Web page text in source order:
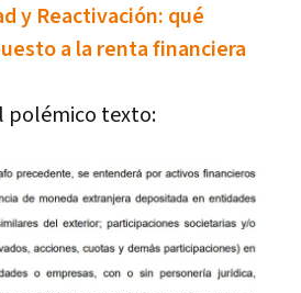
y Reactivación: qué
a la renta financiera
polémico texto: